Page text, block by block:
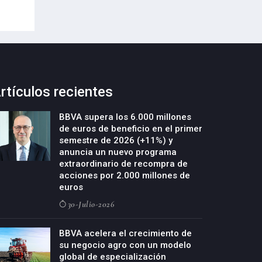
recientes
BBVA supera los 6.000 millones
de euros de beneficio en el primer
semestre de 2026 (+11%) y
anuncia un nuevo programa
extraordinario de recompra de
acciones por 2.000 millones de
euros
30-Julio-2026
BBVA acelera el crecimiento de
su negocio agro con un modelo
global de especialización